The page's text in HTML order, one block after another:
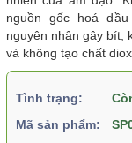
nguồn gốc hoá dầu
nguyên nhân gây bít,
và không tạo chất
Tình trạng:
Mã sản phẩm: